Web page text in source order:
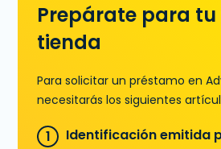
Prepárate para
tienda
Para solicitar un préstamo en
necesitarás los siguientes
Identificación emitida